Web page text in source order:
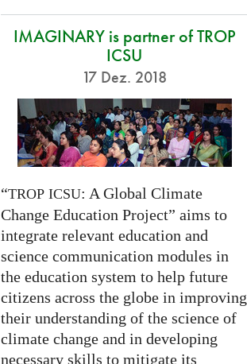
IMAGINARY is partner of TROP
ICSU
17 Dez. 2018
“TROP ICSU: A Global Climate
Change Education Project” aims to
integrate relevant education and
science communication modules in
the education system to help future
citizens across the globe in improving
their understanding of the science of
climate change and in developing
necessary skills to mitigate its